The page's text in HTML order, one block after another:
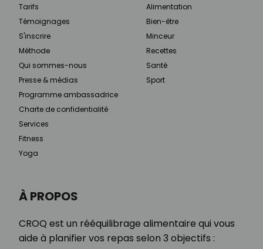
À PROPOS
CROQ est un rééquilibrage alimentaire qui vous
aide à planifier vos repas selon 3 objectifs :
Tarifs
Témoignages
S'inscrire
Méthode
Qui sommes-nous
Presse & médias
Programme ambassadrice
Charte de confidentialité
Services
Fitness
Yoga
Alimentation
Bien-être
Minceur
Recettes
Santé
Sport